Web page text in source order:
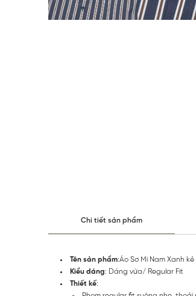
Chi tiết sản phẩm
Tên sản phẩm:Áo Sơ Mi Nam Xanh
Kiểu dáng: Dáng vừa/ Regular Fit
Thiết kế: